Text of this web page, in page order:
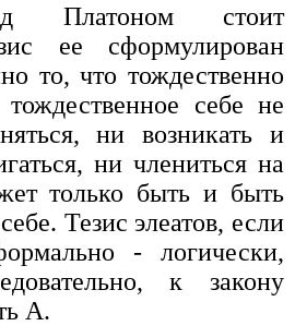
Платоном стоит
ее сформулирован
то, что тождественно
себе не
ни возникать и
ни члениться на
только быть и быть
Тезис элеатов, если
- логически,
к закону
А.